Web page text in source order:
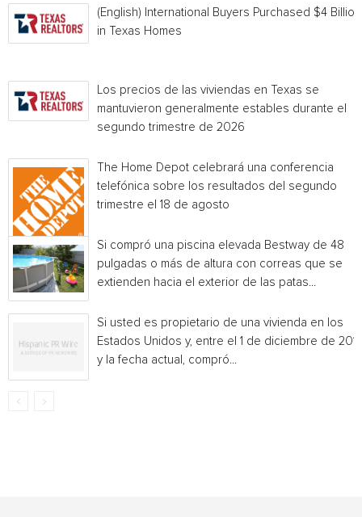
(English) International Buyers Purchased $4 Billion
in Texas Homes
Los precios de las viviendas en Texas se
mantuvieron generalmente estables durante el
segundo trimestre de 2026
The Home Depot celebrará una conferencia
telefónica sobre los resultados del segundo
trimestre el 18 de agosto
Si compró una piscina elevada Bestway de 48
pulgadas o más de altura con correas que se
extienden hacia el exterior de las patas...
Si usted es propietario de una vivienda en los
Estados Unidos y, entre el 1 de diciembre de
y la fecha actual, compró...